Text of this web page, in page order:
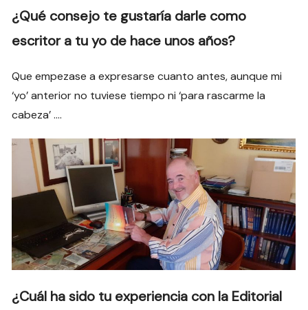
¿Qué consejo te gustaría darle como
escritor a tu yo de hace unos años?
Que empezase a expresarse cuanto antes, aunque mi
‘yo’ anterior no tuviese tiempo ni ‘para rascarme la
cabeza’ ….
¿Cuál ha sido tu experiencia con la Editorial